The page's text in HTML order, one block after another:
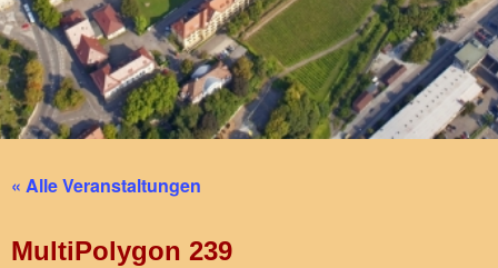
« Alle Veranstaltungen
MultiPolygon 239